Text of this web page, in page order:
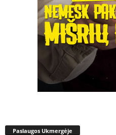
Paslaugos Ukmergėje